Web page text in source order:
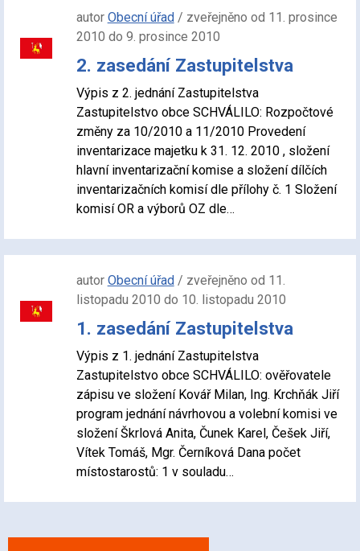
autor Obecní úřad/ zveřejněno od 11. prosince
2010 do 9. prosince 2010
2. zasedání Zastupitelstva
Výpis z 2. jednání Zastupitelstva
Zastupitelstvo obce SCHVÁLILO: Rozpočtové
změny za 10/2010 a 11/2010 Provedení
inventarizace majetku k 31. 12. 2010 , složení
hlavní inventarizační komise a složení dílčích
inventarizačních komisí dle přílohy č. 1 Složení
komisí OR a výborů OZ dle…
autor Obecní úřad/ zveřejněno od 11.
listopadu 2010 do 10. listopadu 2010
1. zasedání Zastupitelstva
Výpis z 1. jednání Zastupitelstva
Zastupitelstvo obce SCHVÁLILO: ověřovatele
zápisu ve složení Kovář Milan, Ing. Krchňák Jiří
program jednání návrhovou a volební komisi ve
složení Škrlová Anita, Čunek Karel, Češek Jiří,
Vítek Tomáš, Mgr. Černíková Dana počet
místostarostů: 1 v souladu…